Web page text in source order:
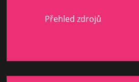
Přehled zdrojů